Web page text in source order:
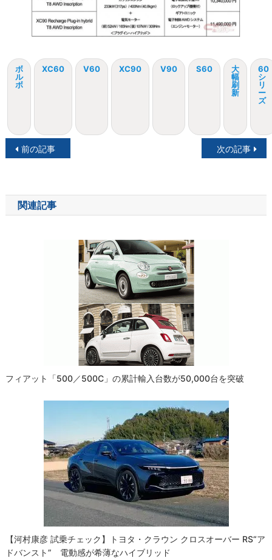
ボ
ル
ボ
XC60 V60 XC90 V90 S60
大
幅
刷
新
60
シ
リ
ー
ズ
投
ナ
ビ
前の記事 次の記事
関連記事
フィアット「500／500C」の累計輸入台数が50,000台を突破
【河村康彦 試乗チェック】トヨタ・クラウン クロスオーバー RS“ア
ドバンスト” 電動感が希薄なハイブリッド